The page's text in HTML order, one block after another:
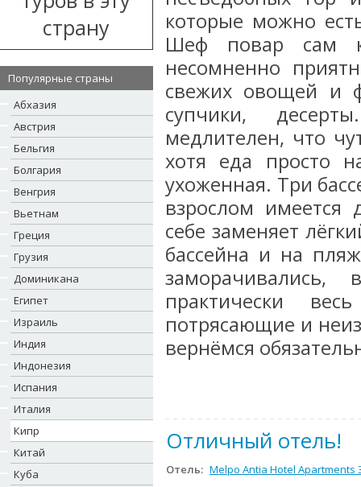
страну
Популярные страны
Абхазия
Австрия
Бельгия
Болгария
Венгрия
Вьетнам
Греция
Грузия
Доминикана
Египет
Израиль
Индия
Индонезия
Испания
Италия
Кипр
Китай
Куба
которые можно
Шеф повар сам
несомненно
свежих овощей и
супчики,
медлителен, что
хотя еда просто
ухоженная. Три
взрослом имеется
себе заменяет
бассейна и на
практически
потрясающие и
вернёмся
Отличный отель!
Отель: Melpo Antia Hotel Apartments